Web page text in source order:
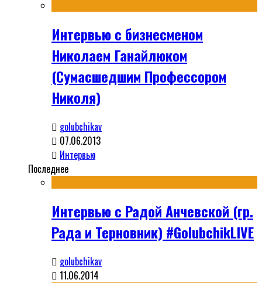
Интервью с бизнесменом
Николаем Ганайлюком
(Сумасшедшим Профессором
Николя)
golubchikav
07.06.2013
Интервью
Последнее
Интервью с Радой Анчевской (гр.
Рада и Терновник) #GolubchikLIVE
golubchikav
11.06.2014